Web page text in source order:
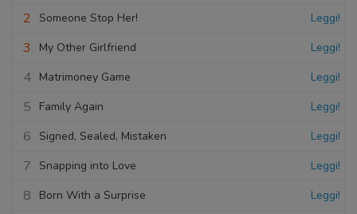
2 Someone Stop Her! Leggi!
3 My Other Girlfriend Leggi!
4 Matrimoney Game Leggi!
5 Family Again Leggi!
6 Signed, Sealed, Mistaken Leggi!
7 Snapping into Love Leggi!
8 Born With a Surprise Leggi!